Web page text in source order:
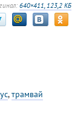
640×411, 123,2 КБ
,трамвай